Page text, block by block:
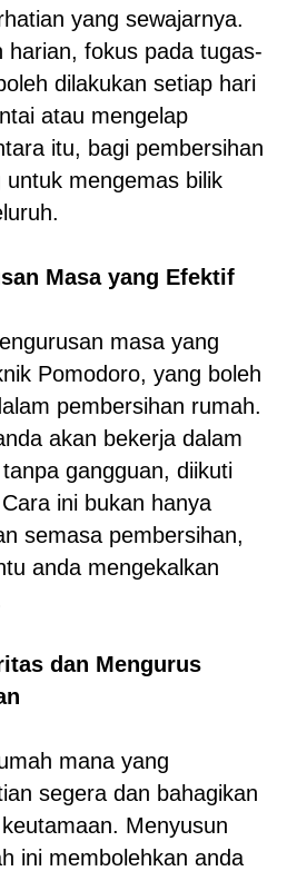
yang sewajarnya.
harian, fokus pada tugas-
dilakukan setiap hari
atau mengelap
itu, bagi pembersihan
mengemas bilik
Masa yang Efektif
masa yang
Pomodoro, yang boleh
pembersihan rumah.
akan bekerja dalam
gangguan, diikuti
ini bukan hanya
semasa pembersihan,
anda mengekalkan
dan Mengurus
mana yang
segera dan bahagikan
Menyusun
ini membolehkan anda